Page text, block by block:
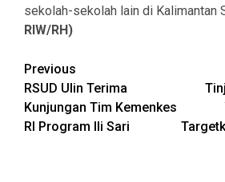
sekolah-sekolah lain di Kalimantan
RIW/RH)
Continue
Reading
Previous
RSUD Ulin Terima
Kunjungan Tim Kemenkes
RI Program Ili Sari